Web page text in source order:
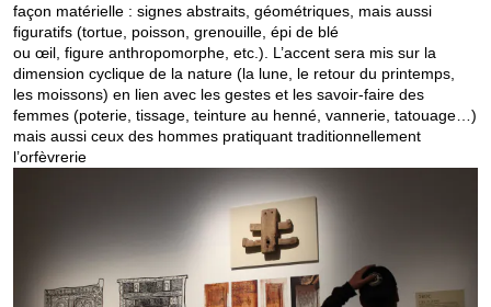
façon matérielle : signes abstraits, géométriques, mais aussi
figuratifs (tortue, poisson, grenouille, épi de blé
ou œil, figure anthropomorphe, etc.). L’accent sera mis sur la
dimension cyclique de la nature (la lune, le retour du printemps,
les moissons) en lien avec les gestes et les savoir-faire des
femmes (poterie, tissage, teinture au henné, vannerie, tatouage…)
mais aussi ceux des hommes pratiquant traditionnellement
l’orfèvrerie